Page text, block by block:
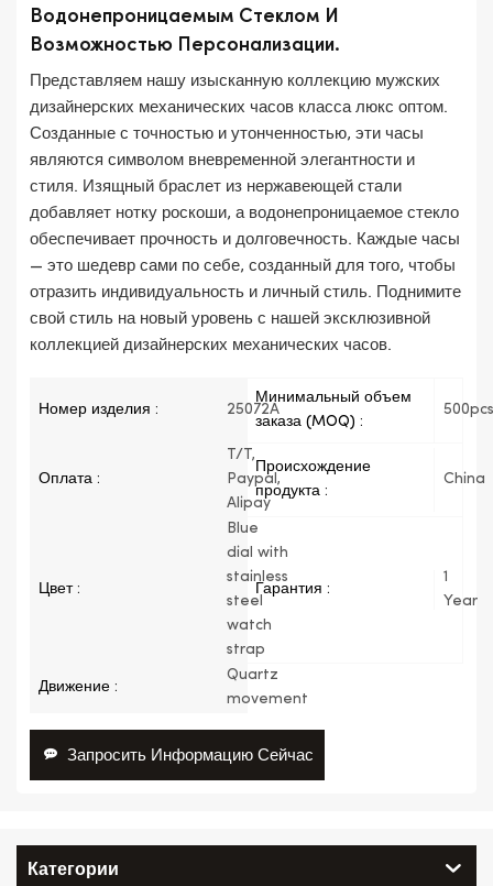
Водонепроницаемым Стеклом И
Возможностью Персонализации.
Представляем нашу изысканную коллекцию мужских
дизайнерских механических часов класса люкс оптом.
Созданные с точностью и утонченностью, эти часы
являются символом вневременной элегантности и
стиля. Изящный браслет из нержавеющей стали
добавляет нотку роскоши, а водонепроницаемое стекло
обеспечивает прочность и долговечность. Каждые часы
— это шедевр сами по себе, созданный для того, чтобы
отразить индивидуальность и личный стиль. Поднимите
свой стиль на новый уровень с нашей эксклюзивной
коллекцией дизайнерских механических часов.
Номер изделия : 25072A
Минимальный объем
заказа (MOQ) :
500pcs
Оплата :
T/T,
Paypal,
Alipay
Происхождение
продукта :
China
Цвет :
Blue
dial with
stainless
steel
watch
strap
Гарантия :
1
Year
Движение :
Quartz
movement
Запросить Информацию Сейчас
Категории